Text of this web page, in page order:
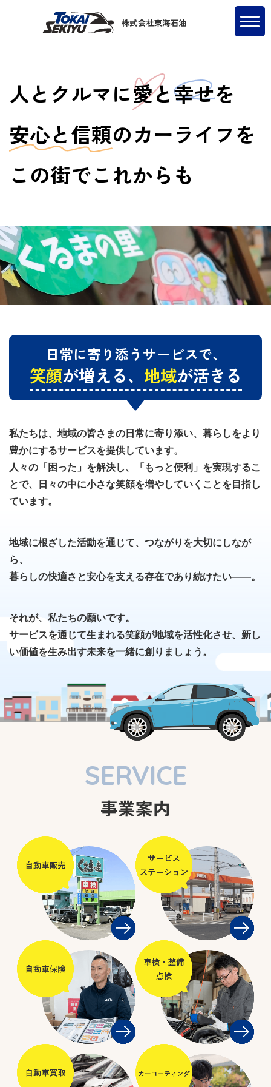
人とクルマに愛と幸せを
安心と信頼のカーライフを
この街でこれからも
日常に寄り添うサービスで、
笑顔が増える、 地域が活きる
私たちは、地域の皆さまの日常に寄り添い、暮らしをより
豊かにするサービスを提供しています。
人々の「困った」を解決し、「もっと便利」を実現するこ
とで、日々の中に小さな笑顔を増やしていくことを目指し
ています。
地域に根ざした活動を通じて、つながりを大切にしなが
ら、
暮らしの快適さと安心を支える存在であり続けたい――。
それが、私たちの願いです。
サービスを通じて生まれる笑顔が地域を活性化させ、新し
い価値を生み出す未来を一緒に創りましょう。
SERVICE
事業案内